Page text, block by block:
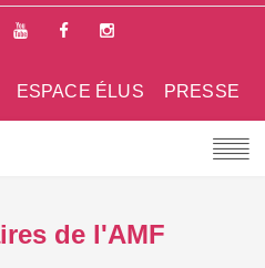
PRESSE
ESPACE ÉLUS
de l'AMF